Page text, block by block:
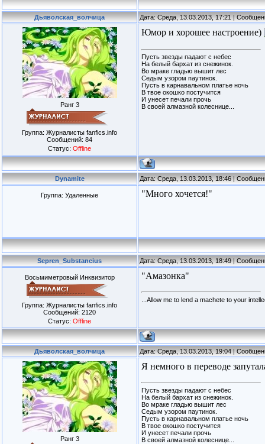
Дьяволская_волчица Дата: Среда, 13.03.2013, 17:21 |
Ранг 3
Группа: Журналисты fanfics.info
Сообщений: 84
Статус: Offline
Юмор и хорошее настроение)
Пусть звезды падают с небес
На белый бархат из снежинок.
Во мраке гладью вышит лес
Седым узором паутинок.
Пусть в карнавальном платье ночь
В твое окошко постучится
И унесет печали прочь
В своей алмазной колеснице...
Dynamite Дата: Среда, 13.03.2013, 18:46 |
Группа: Удаленные "Много хочется!"
Sepren_Substancius Дата: Среда, 13.03.2013, 18:49 |
Восьмиметровый Инквизитор
Группа: Журналисты fanfics.info
Сообщений: 2120
Статус: Offline
"Амазонка"
...Allow me to lend a machete to your
Дьяволская_волчица Дата: Среда, 13.03.2013, 19:04 |
Ранг 3
Я немного в переводе
Пусть звезды падают с небес
На белый бархат из снежинок.
Во мраке гладью вышит лес
Седым узором паутинок.
Пусть в карнавальном платье ночь
В твое окошко постучится
И унесет печали прочь
В своей алмазной колеснице...